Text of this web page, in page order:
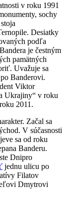
v roku 1991
sochy
Desiatky
podľa
je čestným
pamätných
Uvažuje sa
Banderovi.
Viktor
Ukrajiny“ v roku
2011.
Začal sa
V súčasnosti
sa od roku
Banderu.
Dnipro
jednu ulicu po
Filatov
Dmytrovi